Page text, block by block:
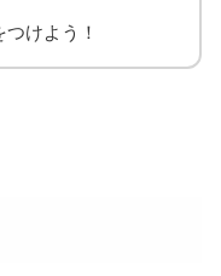
けよう！